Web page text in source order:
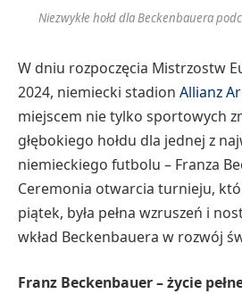
Niezwykłe hołd dla Beckenbauera
W dniu rozpoczęcia Mistrzostw
2024, niemiecki stadion Allianz
miejscem nie tylko sportowych
głębokiego hołdu dla jednej z
niemieckiego futbolu – Franza
Ceremonia otwarcia turnieju,
piątek, była pełna wzruszeń i
wkład Beckenbauera w rozwój
Franz Beckenbauer – życie